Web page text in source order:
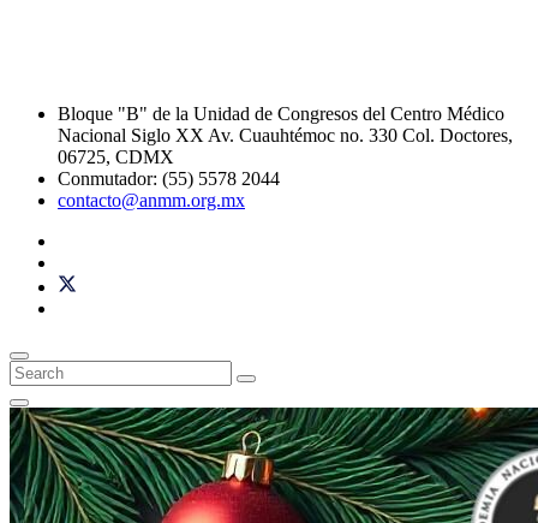
Bloque "B" de la Unidad de Congresos del Centro Médico
Nacional Siglo XX Av. Cuauhtémoc no. 330 Col. Doctores,
06725, CDMX
Conmutador: (55) 5578 2044
contacto@anmm.org.mx